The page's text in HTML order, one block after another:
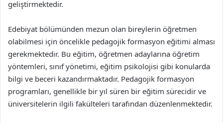
geliştirmektedir.
Edebiyat bölümünden mezun olan bireylerin öğretmen
olabilmesi için öncelikle pedagojik formasyon eğitimi alması
gerekmektedir. Bu eğitim, öğretmen adaylarına öğretim
yöntemleri, sınıf yönetimi, eğitim psikolojisi gibi konularda
bilgi ve beceri kazandırmaktadır. Pedagojik formasyon
programları, genellikle bir yıl süren bir eğitim sürecidir ve
üniversitelerin ilgili fakülteleri tarafından düzenlenmektedir.